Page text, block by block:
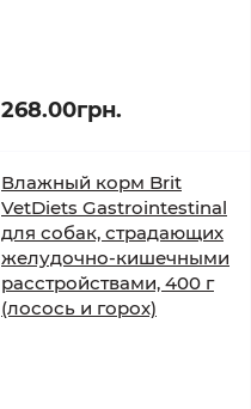
268.00грн.
Влажный корм Brit
VetDiets Gastrointestinal
для собак, страдающих
желудочно-кишечными
расстройствами, 400 г
(лосось и горох)